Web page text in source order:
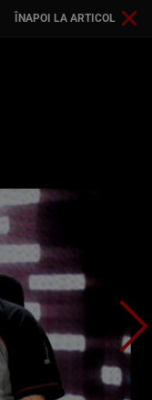
ÎNAPOI LA ARTICOL